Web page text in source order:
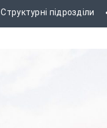
Структурні підрозділи